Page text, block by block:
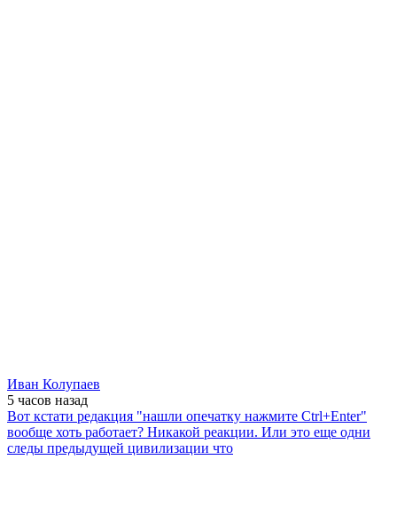
Иван Колупаев
5 часов назад
Вот кстати редакция "нашли опечатку нажмите Ctrl+Enter"
вообще хоть работает? Никакой реакции. Или это еще одни
следы предыдущей цивилизации что